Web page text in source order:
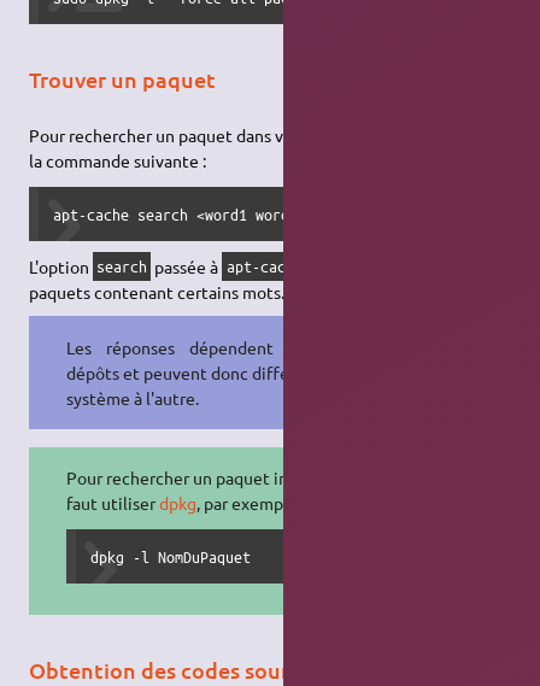
Trouver un paquet
Pour rechercher un paquet dans vos
la commande suivante :
apt-cache search <word1 word2 ...>
L'option search passée à apt-cache
paquets contenant certains mots.
Les réponses dépendent de vos
dépôts et peuvent donc différer d'un
système à l'autre.
Pour rechercher un paquet installé, il
faut utiliserdpkg, par exemple :
dpkg -l NomDuPaquet
Obtention des codes sources